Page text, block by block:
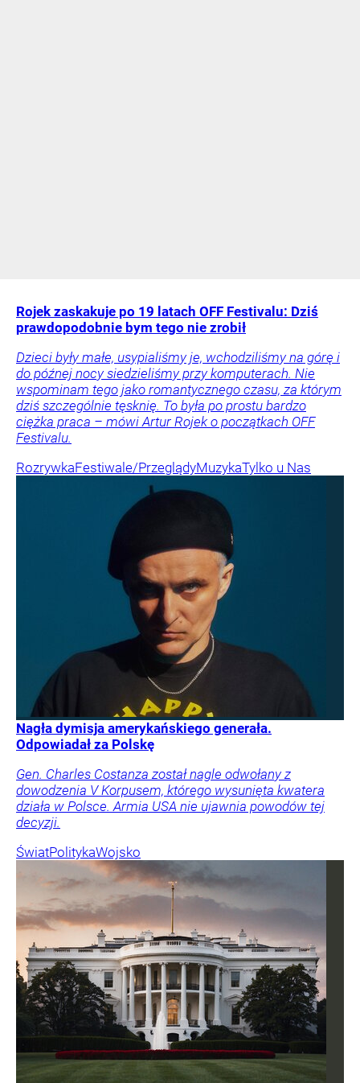
Rojek zaskakuje po 19 latach OFF Festivalu: Dziś
prawdopodobnie bym tego nie zrobił
Dzieci były małe, usypialiśmy je, wchodziliśmy na górę i
do późnej nocy siedzieliśmy przy komputerach. Nie
wspominam tego jako romantycznego czasu, za którym
dziś szczególnie tęsknię. To była po prostu bardzo
ciężka praca – mówi Artur Rojek o początkach OFF
Festivalu.
RozrywkaFestiwale/PrzeglądyMuzykaTylko u Nas
Nagła dymisja amerykańskiego generała.
Odpowiadał za Polskę
Gen. Charles Costanza został nagle odwołany z
dowodzenia V Korpusem, którego wysunięta kwatera
działa w Polsce. Armia USA nie ujawnia powodów tej
decyzji.
ŚwiatPolitykaWojsko